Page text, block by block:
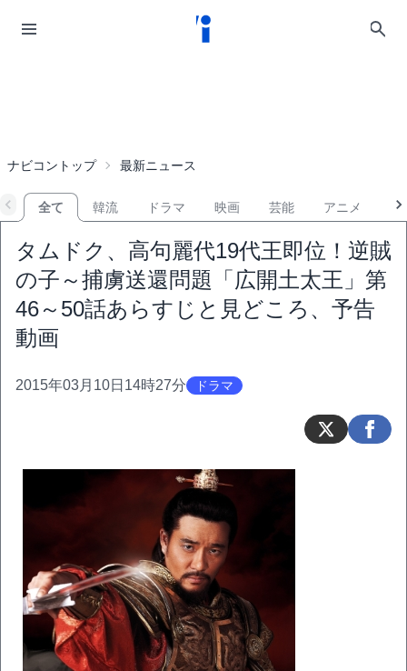
ナビコントップ 最新ニュース
全て 韓流 ドラマ 映画 芸能 アニメ
タムドク、高句麗代19代王即位！逆賊
の子～捕虜送還問題「広開土太王」第
46～50話あらすじと見どころ、予告
動画
2015年03月10日14時27分 ドラマ